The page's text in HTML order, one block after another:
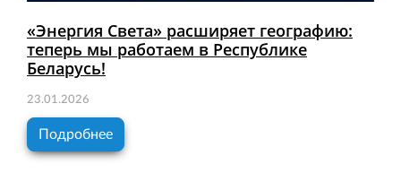
«Энергия Света» расширяет географию:
теперь мы работаем в Республике
Беларусь!
23.01.2026
Подробнее